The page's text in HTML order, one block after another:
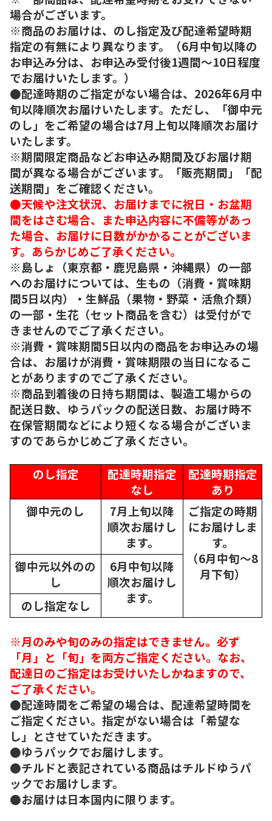
場合がございます。
※商品のお届けは、のし指定及び配達希望時期
指定の有無により異なります。（6月中旬以降の
お申込み分は、お申込み受付後1週間～10日程度
でお届けいたします。）
●配達時期のご指定がない場合は、2026年6月中
旬以降順次お届けいたします。ただし、「御中元
のし」をご希望の場合は7月上旬以降順次お届け
いたします。
※期間限定商品などお申込み期間及びお届け期
間が異なる場合がございます。「販売期間」「配
送期間」をご確認ください。
●天候や注文状況、お届けまでに祝日・お盆期
間をはさむ場合、また申込内容に不備等があっ
た場合、お届けに日数がかかることがございま
す。あらかじめご了承ください。
※島しょ（東京都・鹿児島県・沖縄県）の一部
へのお届けについては、生もの（消費・賞味期
間5日以内）・生鮮品（果物・野菜・活魚介類）
の一部・生花（セット商品を含む）は受付がで
きませんのでご了承ください。
※消費・賞味期間5日以内の商品をお申込みの場
合は、お届けが消費・賞味期限の当日になるこ
とがありますのでご了承ください。
※商品到着後の日持ち期間は、製造工場からの
配送日数、ゆうパックの配送日数、お届け時不
在保管期間などにより短くなる場合がございま
すのであらかじめご了承ください。
のし指定
配達時期指定
なし
配達時期指定
あり
御中元のし
7月上旬以降
順次お届けし
ます。
ご指定の時期
にお届けしま
す。
（6月中旬～8
月下旬）
御中元以外のの
し
6月中旬以降
順次お届けし
ます。
のし指定なし
※月のみや旬のみの指定はできません。必ず
「月」と「旬」を両方ご指定ください。なお、
配達日のご指定はお受けいたしかねますので、
ご了承ください。
●配達時間をご希望の場合は、配達希望時間を
ご指定ください。指定がない場合は「希望な
し」とさせていただきます。
●ゆうパックでお届けします。
●チルドと表記されている商品はチルドゆうパ
ックでお届けします。
●お届けは日本国内に限ります。